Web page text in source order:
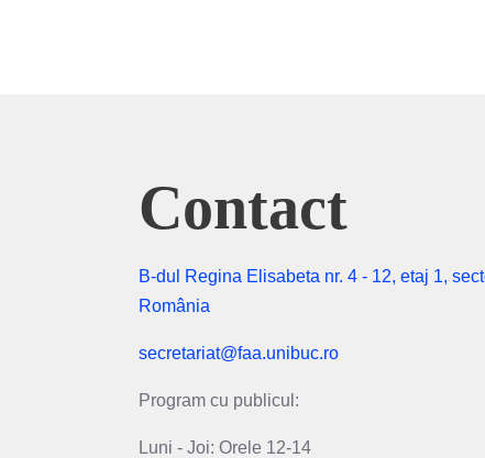
Contact
B-dul Regina Elisabeta nr. 4 - 12, etaj 1,
România
secretariat@faa.unibuc.ro
Program cu publicul:
Luni - Joi: Orele 12-14